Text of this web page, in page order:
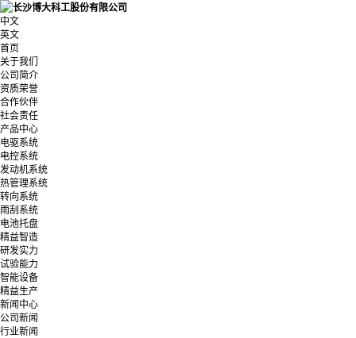
中文
英文
首页
关于我们
公司简介
资质荣誉
合作伙伴
社会责任
产品中心
电驱系统
电控系统
发动机系统
热管理系统
转向系统
雨刮系统
电池托盘
精益智造
研发实力
试验能力
智能设备
精益生产
新闻中心
公司新闻
行业新闻